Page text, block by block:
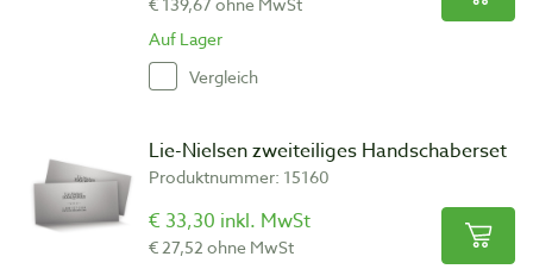
Auf Lager
Vergleich
Lie-Nielsen zweiteiliges Handschaberset
Produktnummer: 15160
€ 33,30 inkl. MwSt
€ 27,52 ohne MwSt